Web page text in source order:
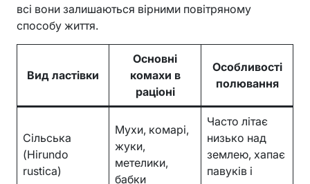
всі вони залишаються вірними повітряному
способу життя.
Вид ластівки
Основні
комахи в
раціоні
Особливості
полювання
Сільська
(Hirundo
rustica)
Мухи, комарі,
жуки,
метелики,
бабки
Часто літає
низько над
землею, хапає
павуків і